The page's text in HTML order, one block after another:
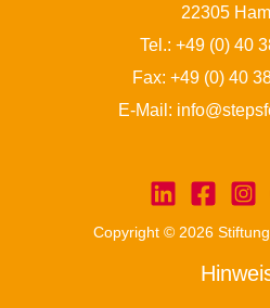
22305
Tel.: +49 (0) 40
Fax: +49 (0) 40
E-Mail:
Copyright © 2026